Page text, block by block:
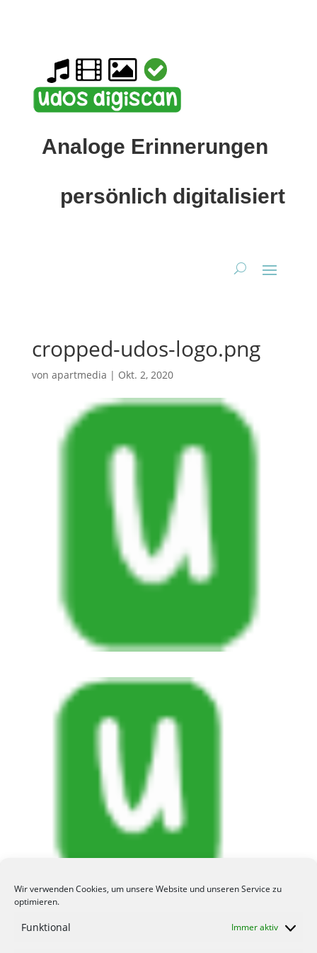
Wir verwenden Cookies, um unsere Website und unseren Service zu
optimieren.
Funktional Immer aktiv
Analoge Erinnerungen
persönlich digitalisiert
cropped-udos-logo.png
von apartmedia | Okt. 2, 2020
https://udos-digiscan.de/wp-
content/uploads/2017/01/cropped-udos-logo.png